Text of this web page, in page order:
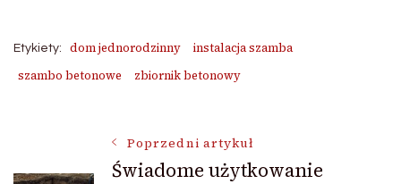
Etykiety: dom jednorodzinny
instalacja szamba
szambo betonowe
zbiornik betonowy
NawigacjaPoprzedni artykuł
Świadome użytkowanie